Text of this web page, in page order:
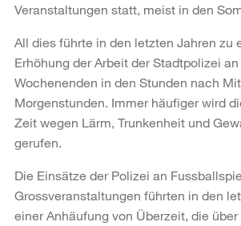
Veranstaltungen statt, meist in den
All dies führte in den letzten Jahren zu
Erhöhung der Arbeit der Stadtpolizei an
Wochenenden in den Stunden nach
Morgenstunden. Immer häufiger wird
Zeit wegen Lärm, Trunkenheit und
gerufen.
Die Einsätze der Polizei an
Grossveranstaltungen führten in den
einer Anhäufung von Überzeit, die